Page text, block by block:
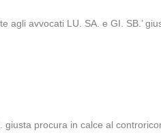
avvocati LU. SA. e GI. SB.’
giusta procura in calce al